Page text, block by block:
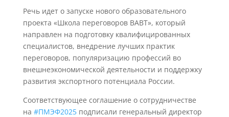
Речь идет о запуске нового образовательного
проекта «Школа переговоров ВАВТ», который
направлен на подготовку квалифицированных
специалистов, внедрение лучших практик
переговоров, популяризацию профессий во
внешнеэкономической деятельности и поддержку
развития экспортного потенциала России.
Соответствующее соглашение о сотрудничестве
на #ПМЭФ2025подписали генеральный директор